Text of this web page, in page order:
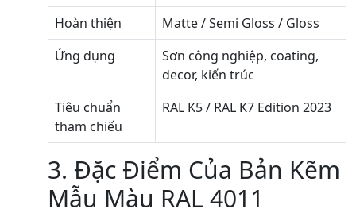
Hoàn thiện
Matte / Semi Gloss / Gloss
Ứng dụng
Sơn công nghiệp, coating,
decor, kiến trúc
Tiêu chuẩn
tham chiếu
RAL K5 / RAL K7 Edition 2023
3. Đặc Điểm Của Bản Kẽm
Mẫu Màu RAL 4011